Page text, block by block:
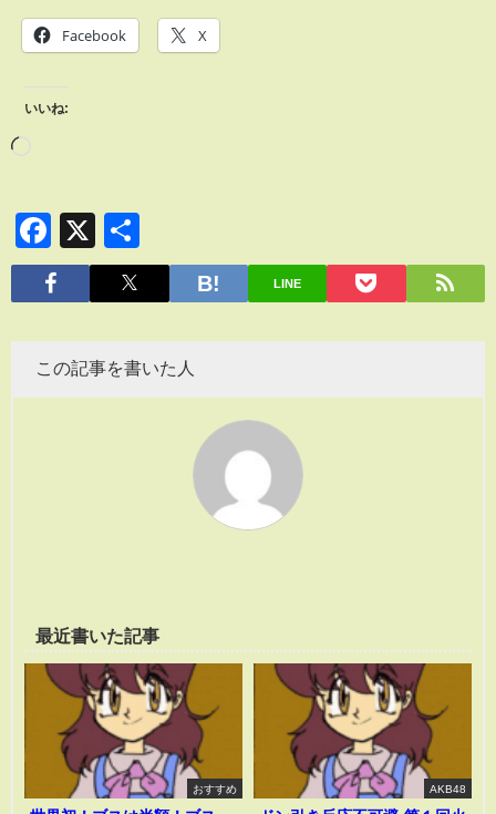
Facebook X
いいね:
Facebook
X
有
LINE
この記事を書いた人
最近書いた記事
おすすめ AKB48